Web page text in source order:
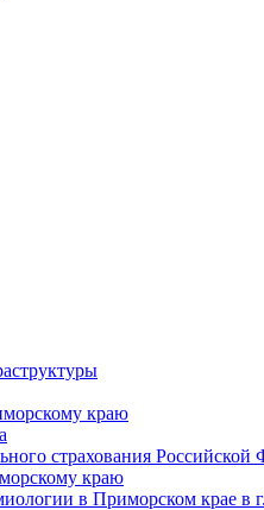
краю
страхования
краю
в Приморском крае в